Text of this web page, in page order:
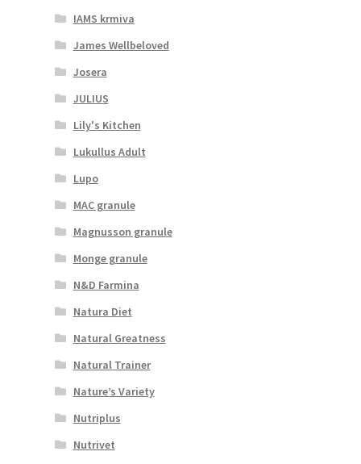
IAMS krmiva
James Wellbeloved
Josera
JULIUS
Lily's Kitchen
Lukullus Adult
Lupo
MAC granule
Magnusson granule
Monge granule
N&D Farmina
Natura Diet
Natural Greatness
Natural Trainer
Nature’s Variety
Nutriplus
Nutrivet